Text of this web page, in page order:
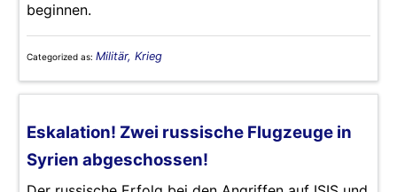
beginnen.
Categorized as: Militär, Krieg
Eskalation! Zwei russische Flugzeuge in
Syrien abgeschossen!